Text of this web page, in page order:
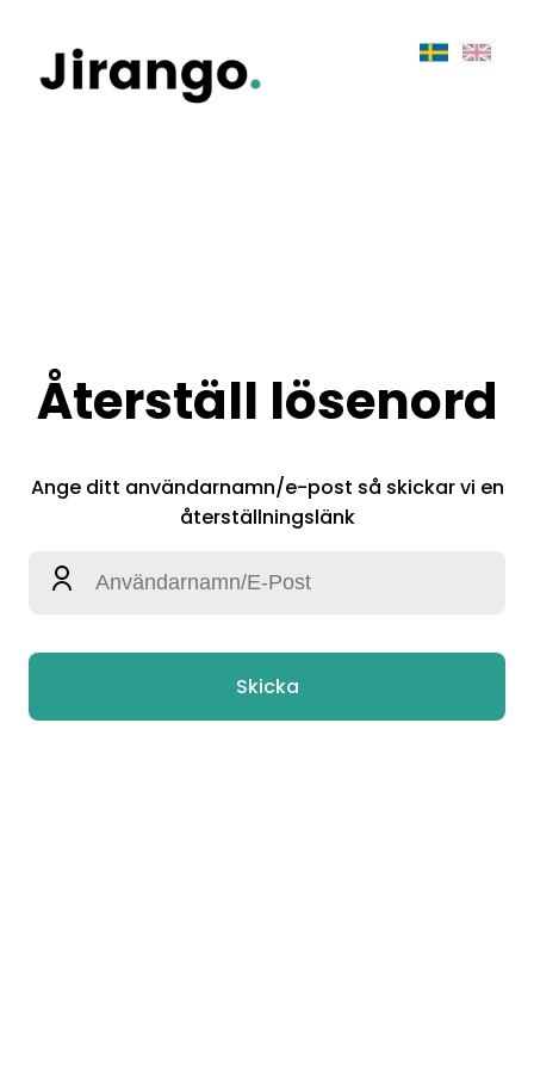
Återställ lösenord
Ange ditt användarnamn/e-post så skickar vi en
återställningslänk
Skicka